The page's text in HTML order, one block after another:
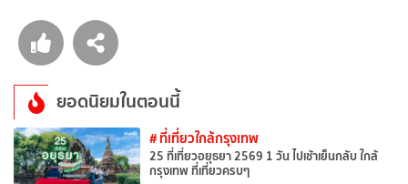
ยอดนิยมในตอนนี้
# ที่เที่ยวใกล้กรุงเทพ
25 ที่เที่ยวอยุธยา 2569 1 วัน ไปเช้าเย็นกลับ ใกล้
กรุงเทพ ที่เที่ยวครบๆ